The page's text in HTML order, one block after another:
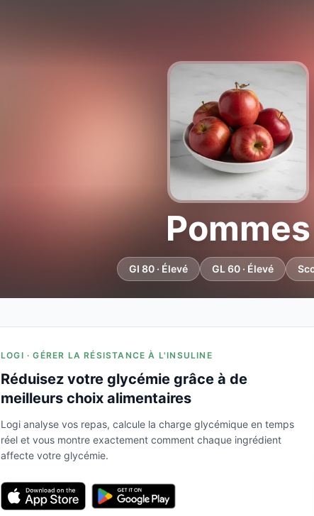
Pommes
GI 80 · Élevé GL 60 · Élevé
LOGI · GÉRER LA RÉSISTANCE À L'INSULINE
Réduisez votre glycémie grâce à de
meilleurs choix alimentaires
Logi analyse vos repas, calcule la charge glycémique en temps
réel et vous montre exactement comment chaque ingrédient
affecte votre glycémie.